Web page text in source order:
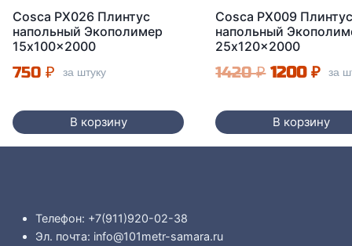
Cosca PX026 Плинтус
напольный Экополимер
15x100x2000
750 ₽ за штуку
В корзину
Cosca PX009 Плинтус
напольный
25x120x2000
1420₽
составляла
1420 ₽.
1200₽ за
В корзину
Телефон: +7(911)920-02-38
Эл. почта: info@101metr-samara.ru